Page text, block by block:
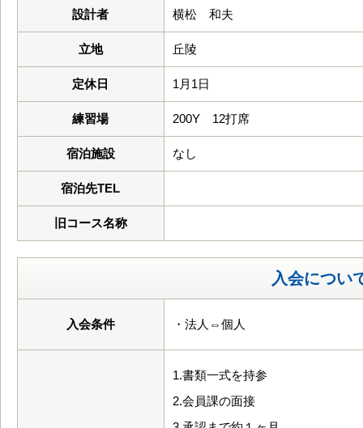
設計者 横松 和夫
立地 丘陵
定休日 1月1日
練習場 200Y 12打席
宿泊施設 なし
宿泊先TEL
旧コース名称
入会につい
入会条件 ・法人⇔個人
1.書類一式を持参
2.会員課の面接